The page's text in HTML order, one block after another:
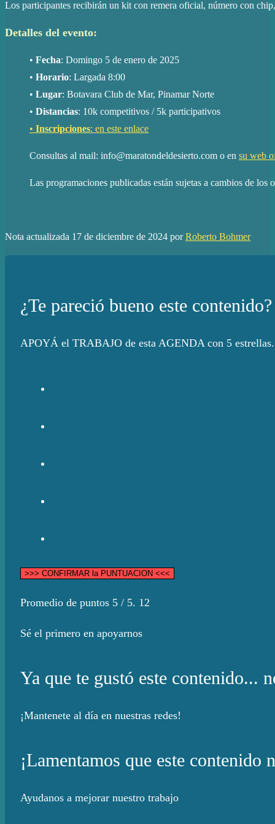
Los participantes recibirán un kit con remera oficial, número con
Detalles del evento:
• Fecha: Domingo 5 de enero de 2025
• Horario: Largada 8:00
• Lugar: Botavara Club de Mar, Pinamar Norte
• Distancias: 10k competitivos / 5k participativos
• Inscripciones: en este enlace
Consultas al mail: info@maratondeldesierto.com o en su web
Las programaciones publicadas están sujetas a cambios de los
Nota actualizada 17 de diciembre de 2024 porRoberto Bohmer
¿Te pareció bueno este contenido?
APOYÁ el TRABAJO de esta AGENDA con 5
>>> CONFIRMAR la PUNTUACION <<<
Promedio de puntos 5 / 5. 12
Sé el primero en apoyarnos
Ya que te gustó este contenido...
¡Mantenete al día en nuestras redes!
¡Lamentamos que este contenido
Ayudanos a mejorar nuestro trabajo